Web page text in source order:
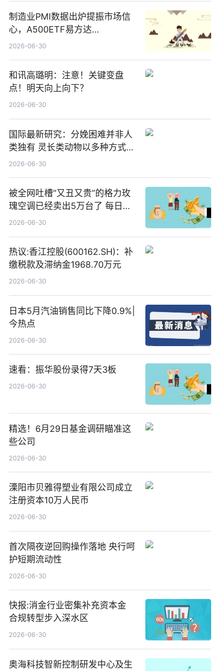
制造业PMI数据出炉提振市场信
心，A500ETF易方达
（159361）昨日“吸金”1.7亿元-
2026-06-30
和讯高璐明：注意！关键变盘
点！明天向上向下？
2026-06-30
国际最新研究：分娩困难并非人
类独有 灵长类动物以多种方式演
化|最新消息
2026-06-30
被全网吐槽“又丑又贵”的格力玫
瑰空调已经卖出5万台了 每日热
文
2026-06-30
热议:香江控股(600162.SH)：补
缴税款及滞纳金1968.70万元
2026-06-30
日本5月汽油销售同比下降0.9%|
今热点
2026-06-30
速看：振华股份录得7天3板
2026-06-30
精选！6月29日基金调研瞄准这
些公司
2026-06-30
溧阳市贝雅得塑业有限公司成立
注册资本10万人民币
2026-06-30
首次隔夜逆回购操作落地 央行呵
护短期流动性
2026-06-30
快报:消金行业密集补充资本金
合规转型步入深水区
2026-06-30
奥海科技智新控制研发中心及生